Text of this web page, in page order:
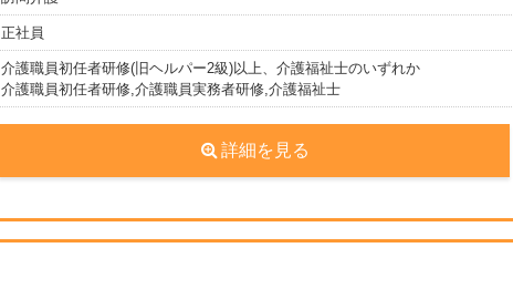
正社員
介護職員初任者研修(旧ヘルパー2級)以上、介護福祉士のいずれか
介護職員初任者研修,介護職員実務者研修,介護福祉士
詳細を見る